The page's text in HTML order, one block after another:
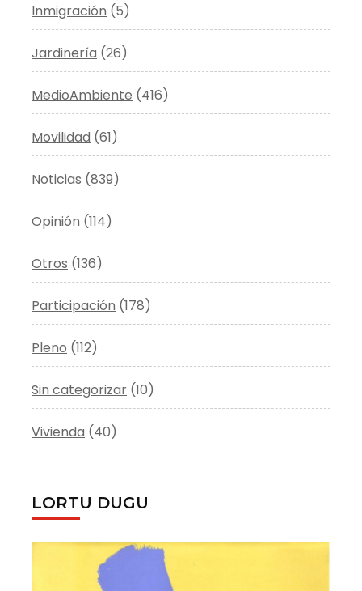
Inmigración (5)
Jardinería (26)
MedioAmbiente (416)
Movilidad (61)
Noticias (839)
Opinión (114)
Otros (136)
Participación (178)
Pleno (112)
Sin categorizar (10)
Vivienda (40)
LORTU DUGU